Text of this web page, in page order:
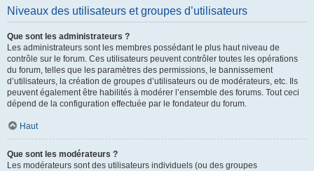
Niveaux des utilisateurs et groupes d’utilisateurs
Que sont les administrateurs ?
Les administrateurs sont les membres possédant le plus haut niveau de
contrôle sur le forum. Ces utilisateurs peuvent contrôler toutes les opérations
du forum, telles que les paramètres des permissions, le bannissement
d’utilisateurs, la création de groupes d’utilisateurs ou de modérateurs, etc. Ils
peuvent également être habilités à modérer l’ensemble des forums. Tout ceci
dépend de la configuration effectuée par le fondateur du forum.
Haut
Que sont les modérateurs ?
Les modérateurs sont des utilisateurs individuels (ou des groupes